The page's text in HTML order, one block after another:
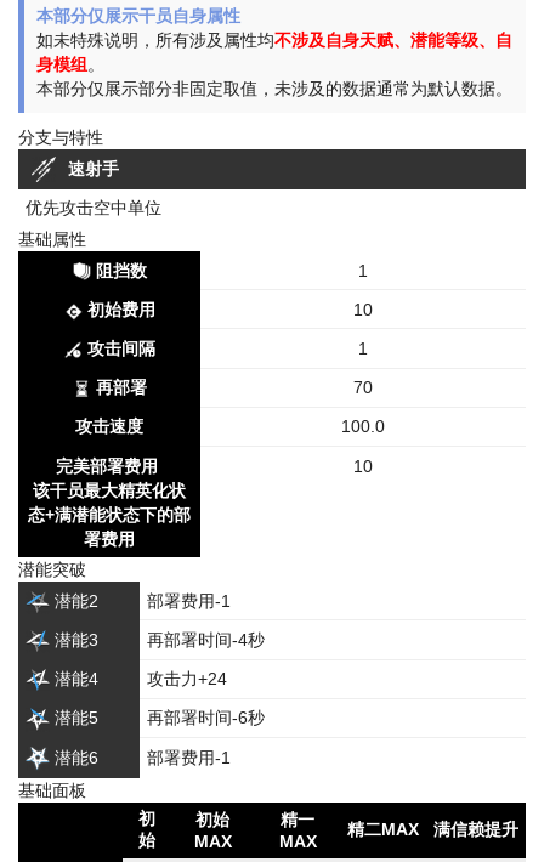
本部分仅展示干员自身属性
如未特殊说明，所有涉及属性均不涉及自身天赋、潜能等级、自
身模组 。
本部分仅展示部分非固定取值，未涉及的数据通常为默认数据。
分支与特性
速射手
优先攻击空中单位
基础属性
阻挡数
1
初始费用 10
攻击间隔 1
再部署 70
攻击速度 100.0
完美部署费用
该干员最大精英化状
态+满潜能状态下的部
署费用
10
潜能突破
潜能2
部署费用-1
潜能3 再部署时间-4秒
潜能4 攻击力+24
潜能5 再部署时间-6秒
潜能6
部署费用-1
基础面板
初
始
初始
MAX
精一
MAX
精二MAX 满信赖提升